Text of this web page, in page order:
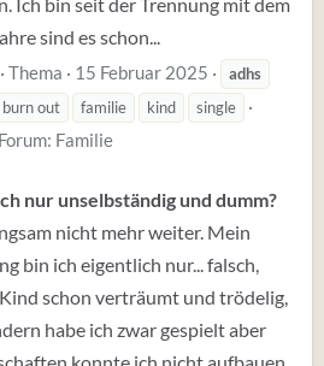
sind es schon...
Thema 15 Februar 2025
adhs
burn out familie kind single
Forum: Familie
nur unselbständig und dumm?
nicht mehr weiter. Mein
bin ich eigentlich nur... falsch,
schon verträumt und trödelig,
habe ich zwar gespielt aber